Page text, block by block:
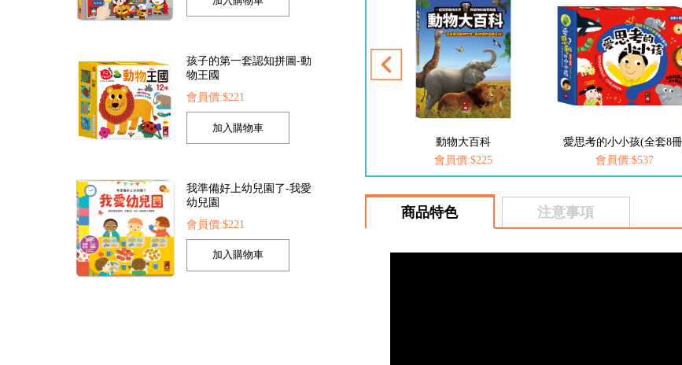
孩子的第一套認知拼圖-動
物王國
會員價:$221
我準備好上幼兒園了-我愛
幼兒園
會員價:$221
恐龍大百科
動物大百科
愛思考的小小孩(全套8冊)
會員價:$537
FOOD超人-我是小護士
會員價:$252
商品特色 注意事項